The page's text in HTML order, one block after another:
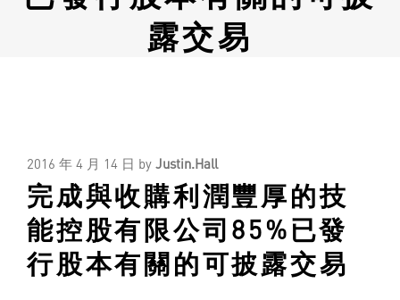
露交易
2016 年 4 月 14 日 by Justin.Hall
完成與收購利潤豐厚的技
能控股有限公司85%已發
行股本有關的可披露交易